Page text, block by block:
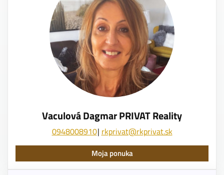
Vaculová Dagmar PRIVAT Reality
0948008910 rkprivat@rkprivat.sk
Moja ponuka